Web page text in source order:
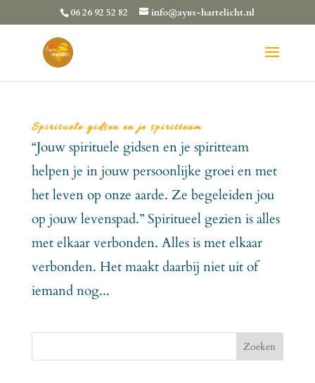
06 26 92 52 82 info@ayus-hartelicht.nl
Spirituele gidsen en je spiritteam
“Jouw spirituele gidsen en je spiritteam
helpen je in jouw persoonlijke groei en met
het leven op onze aarde. Ze begeleiden jou
op jouw levenspad.” Spiritueel gezien is alles
met elkaar verbonden. Alles is met elkaar
verbonden. Het maakt daarbij niet uit of
iemand nog...
Zoeken